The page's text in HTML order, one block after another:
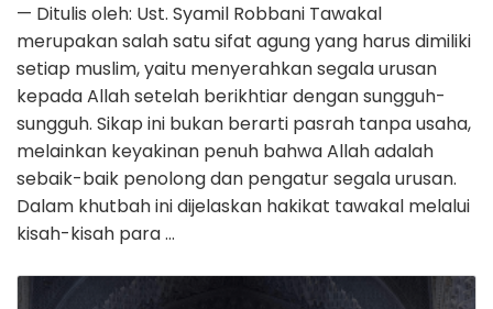
— Ditulis oleh: Ust. Syamil Robbani Tawakal
merupakan salah satu sifat agung yang harus dimiliki
setiap muslim, yaitu menyerahkan segala urusan
kepada Allah setelah berikhtiar dengan sungguh-
sungguh. Sikap ini bukan berarti pasrah tanpa usaha,
melainkan keyakinan penuh bahwa Allah adalah
sebaik-baik penolong dan pengatur segala urusan.
Dalam khutbah ini dijelaskan hakikat tawakal melalui
kisah-kisah para …